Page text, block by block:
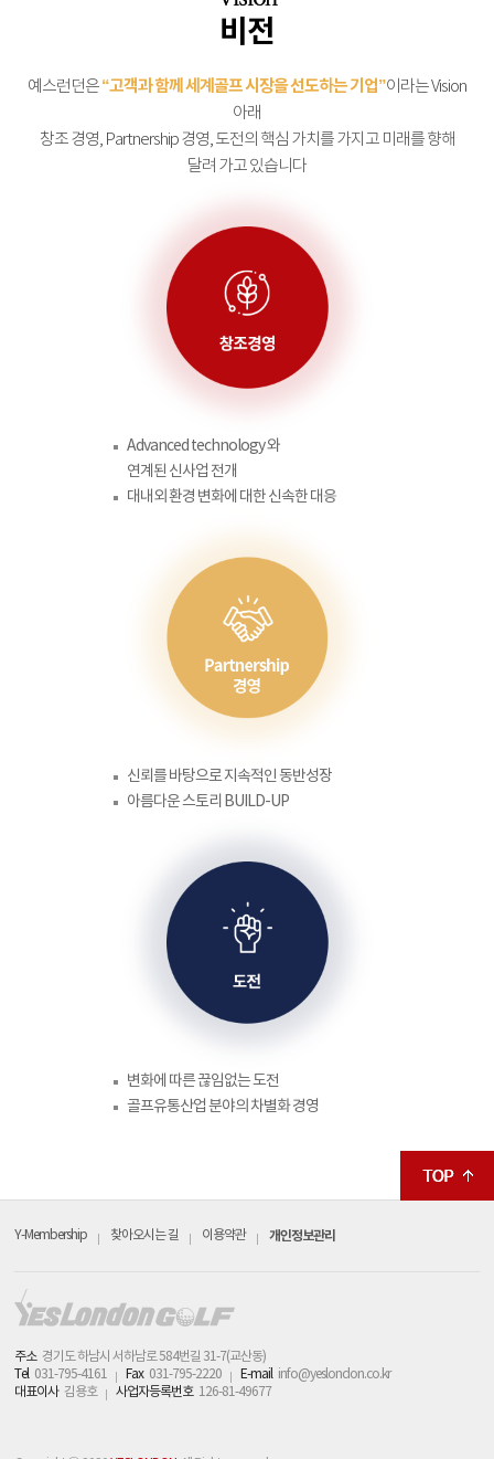
비전
예스런던은“고객과 함께 세계골프 시장을 선도하는 기업”이라는 Vision
아래
창조 경영, Partnership 경영, 도전의 핵심 가치를 가지고 미래를 향해
달려 가고 있습니다
Advanced technology 와
연계된 신사업 전개
대내외 환경 변화에 대한 신속한 대응
신뢰를 바탕으로 지속적인 동반성장
아름다운 스토리 BUILD-UP
변화에 따른 끊임없는 도전
골프유통산업 분야의 차별화 경영
Y-Membership 찾아오시는 길 이용약관 개인정보관리
주소 경기도 하남시 서하남로 584번길 31-7(교산동)
Tel 031-795-4161 Fax 031-795-2220 E-mail info@yeslondon.co.kr
대표이사 김용호 사업자등록번호 126-81-49677